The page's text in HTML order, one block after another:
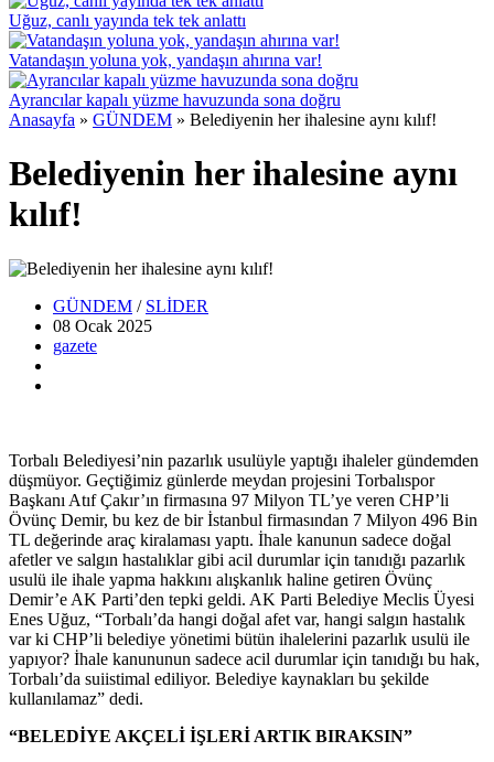
Uğuz, canlı yayında tek tek anlattı
Vatandaşın yoluna yok, yandaşın ahırına var!
Ayrancılar kapalı yüzme havuzunda sona doğru
Anasayfa » GÜNDEM » Belediyenin her ihalesine aynı kılıf!
Belediyenin her ihalesine aynı
kılıf!
GÜNDEM / SLİDER
08 Ocak 2025
gazete
Torbalı Belediyesi’nin pazarlık usulüyle yaptığı ihaleler gündemden
düşmüyor. Geçtiğimiz günlerde meydan projesini Torbalıspor
Başkanı Atıf Çakır’ın firmasına 97 Milyon TL’ye veren CHP’li
Övünç Demir, bu kez de bir İstanbul firmasından 7 Milyon 496 Bin
TL değerinde araç kiralaması yaptı. İhale kanunun sadece doğal
afetler ve salgın hastalıklar gibi acil durumlar için tanıdığı pazarlık
usulü ile ihale yapma hakkını alışkanlık haline getiren Övünç
Demir’e AK Parti’den tepki geldi. AK Parti Belediye Meclis Üyesi
Enes Uğuz, “Torbalı’da hangi doğal afet var, hangi salgın hastalık
var ki CHP’li belediye yönetimi bütün ihalelerini pazarlık usulü ile
yapıyor? İhale kanununun sadece acil durumlar için tanıdığı bu hak,
Torbalı’da suiistimal ediliyor. Belediye kaynakları bu şekilde
kullanılamaz” dedi.
“BELEDİYE AKÇELİ İŞLERİ ARTIK BIRAKSIN”